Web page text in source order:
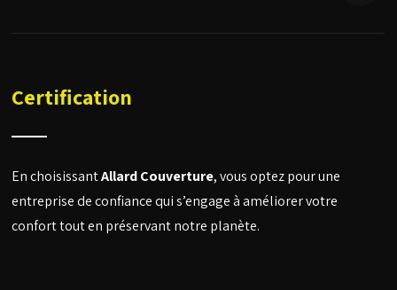
Certification
En choisissantAllard Couverture, vous optez pour une
entreprise de confiance qui s’engage à améliorer votre
confort tout en préservant notre planète.